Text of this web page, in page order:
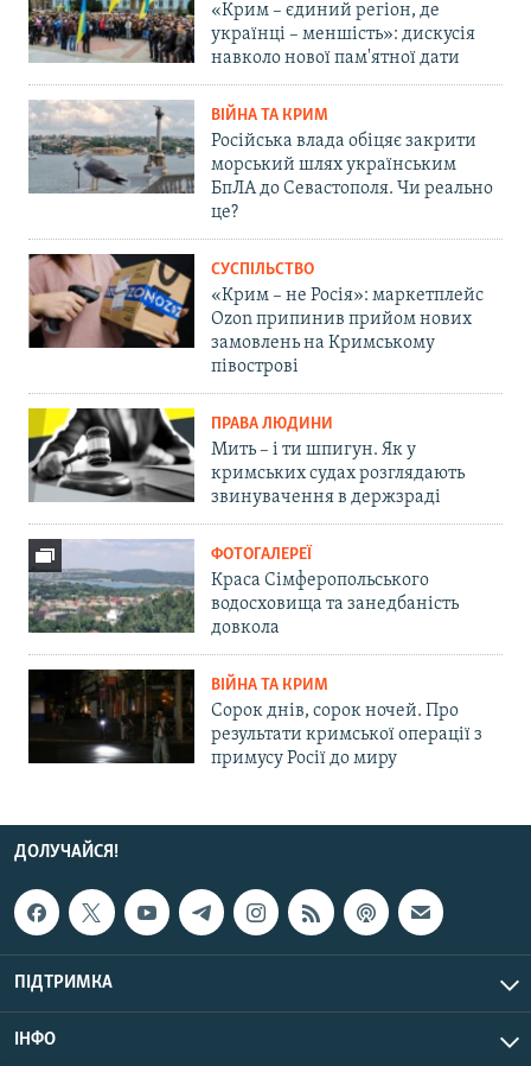
«Крим – єдиний регіон, де
українці – меншість»: дискусія
навколо нової пам'ятної дати
ВІЙНА ТА КРИМ
Російська влада обіцяє закрити
морський шлях українським
БпЛА до Севастополя. Чи реально
це?
СУСПІЛЬСТВО
«Крим – не Росія»: маркетплейс
Ozon припинив прийом нових
замовлень на Кримському
півострові
ПРАВА ЛЮДИНИ
Мить – і ти шпигун. Як у
кримських судах розглядають
звинувачення в держзраді
ФОТОГАЛЕРЕЇ
Краса Сімферопольського
водосховища та занедбаність
довкола
ВІЙНА ТА КРИМ
Сорок днів, сорок ночей. Про
результати кримської операції з
примусу Росії до миру
ДОЛУЧАЙСЯ!
ПІДТРИМКА
ІНФО